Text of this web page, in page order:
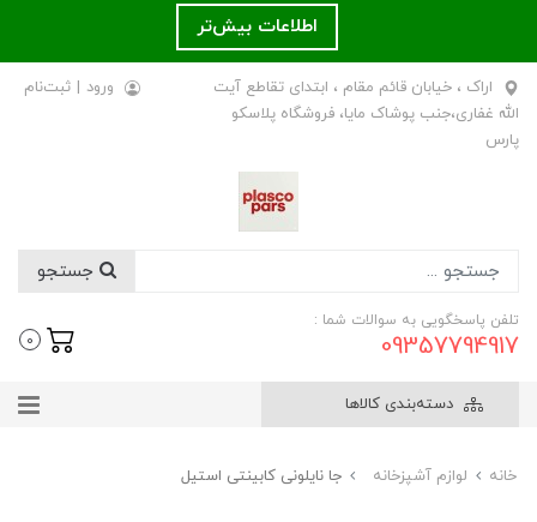
اطلاعات بیش‌تر
اراک ، خیابان قائم مقام ، ابتدای تقاطع آیت
الله غفاری،جنب پوشاک مایا، فروشگاه پلاسکو
پارس
ورود | ثبت‌نام
تلفن پاسخگویی به سوالات شما :
09357794917
0
دسته‌بندی کالاها
خانه لوازم آشپزخانه جا نایلونی کابینتی استیل